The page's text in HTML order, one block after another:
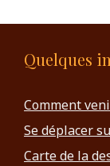
Quelques
Comment
Se déplacer
Carte de la